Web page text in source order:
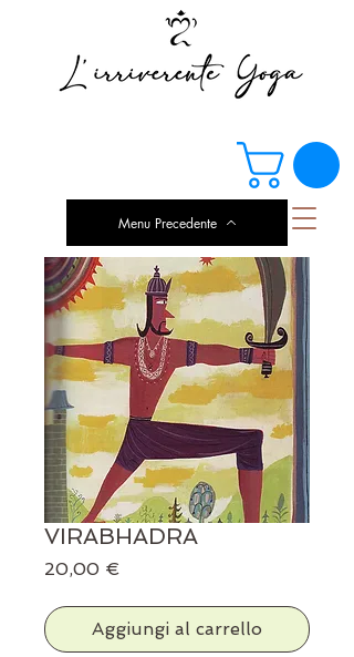
Menu Precedente
VIRABHADRA
20,00 €
Aggiungi al carrello